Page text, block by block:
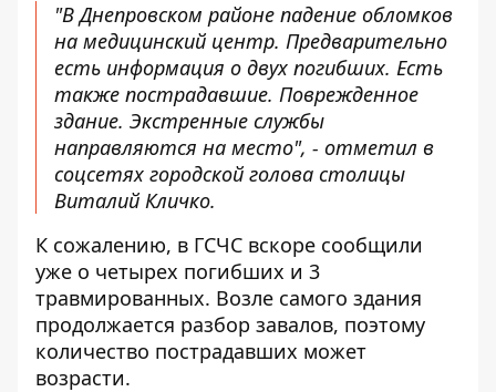
"В Днепровском районе падение обломков
на медицинский центр. Предварительно
есть информация о двух погибших. Есть
также пострадавшие. Поврежденное
здание. Экстренные службы
направляются на место", - отметил в
соцсетях городской голова столицы
Виталий Кличко.
К сожалению, в ГСЧС вскоре сообщили
уже о четырех погибших и 3
травмированных. Возле самого здания
продолжается разбор завалов, поэтому
количество пострадавших может
возрасти.